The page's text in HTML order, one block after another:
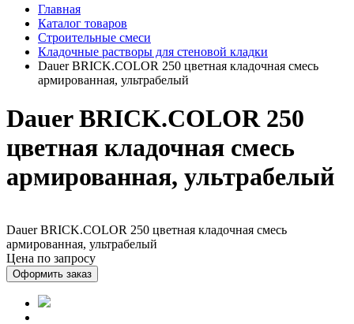
Главная
Каталог товаров
Строительные смеси
Кладочные растворы для стеновой кладки
Dauer BRICK.COLOR 250 цветная кладочная смесь
армированная, ультрабелый
Dauer BRICK.COLOR 250
цветная кладочная смесь
армированная, ультрабелый
Dauer BRICK.COLOR 250 цветная кладочная смесь
армированная, ультрабелый
Цена по запросу
Оформить заказ